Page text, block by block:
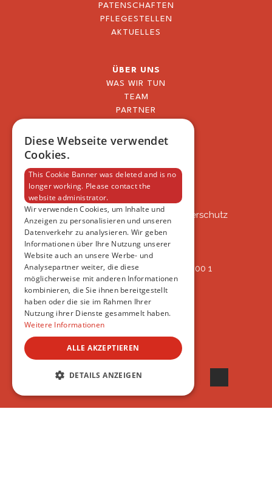
PATENSCHAFTEN
PFLEGESTELLEN
AKTUELLES
ÜBER UNS
WAS WIR TUN
TEAM
PARTNER
FAQ
VSAT
VSAT - Verein Schweizer Auslandtierschutz
Oberlangnauerstrasse 13b
9562 Märwil
IBAN: CH82 00 78 4297 8786 7200 1
ERREICHBAR
AB 17:45
+41 44 594 66 25
© 2022 VSAT
Diese Webseite verwendet
Cookies.
This Cookie Banner was deleted and is no
longer working. Please contact the
website administrator.
Wir verwenden Cookies, um Inhalte und
Anzeigen zu personalisieren und unseren
Datenverkehr zu analysieren. Wir geben
Informationen über Ihre Nutzung unserer
Website auch an unsere Werbe- und
Analysepartner weiter, die diese
möglicherweise mit anderen Informationen
kombinieren, die Sie ihnen bereitgestellt
haben oder die sie im Rahmen Ihrer
Nutzung ihrer Dienste gesammelt haben.
Weitere Informationen
ALLE AKZEPTIEREN
DETAILS ANZEIGEN
UNBEDINGT ERFORDERLICH